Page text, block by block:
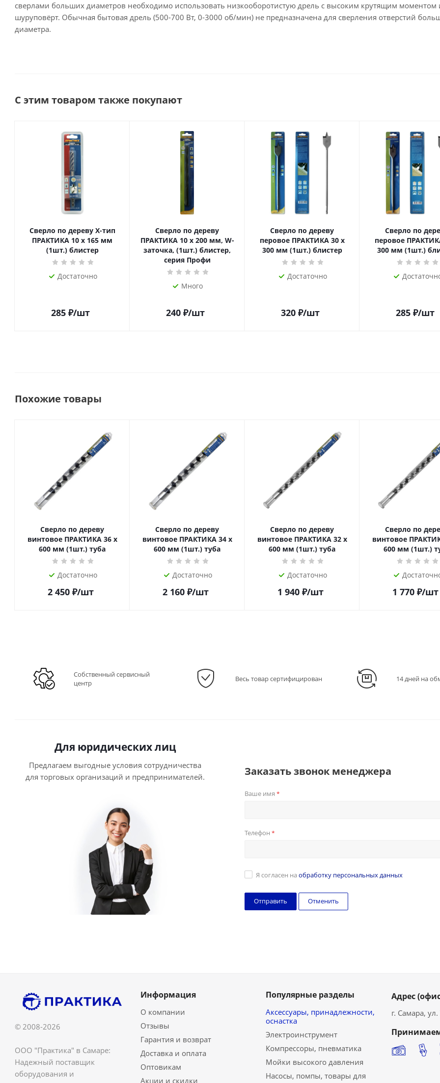
сверлами больших диаметров необходимо использовать низкооборотистую дрель с высоким крутящим моментом
шуруповёрт. Обычная бытовая дрель (500-700 Вт, 0-3000 об/мин) не предназначена для сверления отверстий
диаметра.
С этим товаром также покупают
Сверло по дереву Х-тип
ПРАКТИКА 10 х 165 мм
(1шт.) блистер
Достаточно
285 ₽/шт
Сверло по дереву
ПРАКТИКА 10 х 200 мм, W-
заточка, (1шт.) блистер,
серия Профи
Много
240 ₽/шт
Сверло по дереву
перовое ПРАКТИКА 30 х
300 мм (1шт.) блистер
Достаточно
320 ₽/шт
Сверло по
перовое
300 мм (1шт.)
285 ₽/шт
Похожие товары
Сверло по дереву
винтовое ПРАКТИКА 36 х
600 мм (1шт.) туба
Достаточно
2 450₽/шт
Сверло по дереву
винтовое ПРАКТИКА 34 х
600 мм (1шт.) туба
Достаточно
2 160₽/шт
Сверло по дереву
винтовое ПРАКТИКА 32 х
600 мм (1шт.) туба
Достаточно
1 940₽/шт
Сверло по
винтовое
600 мм (1шт.)
1 770₽/шт
Собственный сервисный
центр
Весь товар сертифицирован 14 дней на
Для юридических лиц
Предлагаем выгодные условия сотрудничества
для торговых организаций и предпринимателей.
Заказать звонок менеджера
Ваше имя *
Телефон *
Я согласен на обработку персональных данных
Отменить
© 2008-2026
ООО "Практика" в Самаре:
Надежный поставщик
оборудования и
Информация
О компании
Отзывы
Гарантия и возврат
Доставка и оплата
Оптовикам
Акции и скидки
Популярные разделы
Аксессуары, принадлежности,
оснастка
Электроинструмент
Компрессоры, пневматика
Мойки высокого давления
Насосы, помпы, товары для
Адрес
г. Самара,